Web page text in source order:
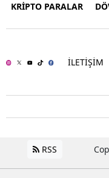
KRİPTO PARALAR
İLETİŞİM
RSS